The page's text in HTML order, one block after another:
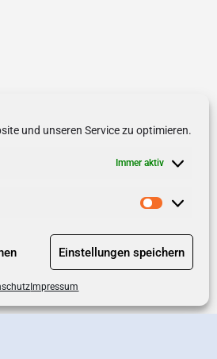
und unseren Service zu optimieren.
Immer aktiv
Einstellungen speichern
Impressum